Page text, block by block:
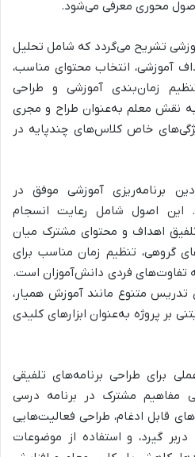
اصول محوری معرفی می‌شود.
تشریح می‌گردد که شامل تحلیل
آموزشی، انتخاب محتوای مناسب،
زمان‌بندی آموزشی و طراحی
نقش معلم به‌عنوان طراح و مجری
خاص کلاس‌های چندپایه در
برنامه‌ریزی آموزشی موفق در
این اصول شامل رعایت انسجام
اهداف و محتوای مشترک میان
گروهی، تنظیم زمان مناسب برای
تفاوت‌های فردی دانش‌آموزان است.
تدریس متنوع مانند آموزش همیار،
بر پروژه به‌عنوان ابزارهای کلیدی
برای طراحی برنامه‌های تلفیقی
مفاهیم مشترک در برنامه درسی
قابل ادغام، طراحی فعالیت‌هایی
گیرد، و استفاده از موضوعات